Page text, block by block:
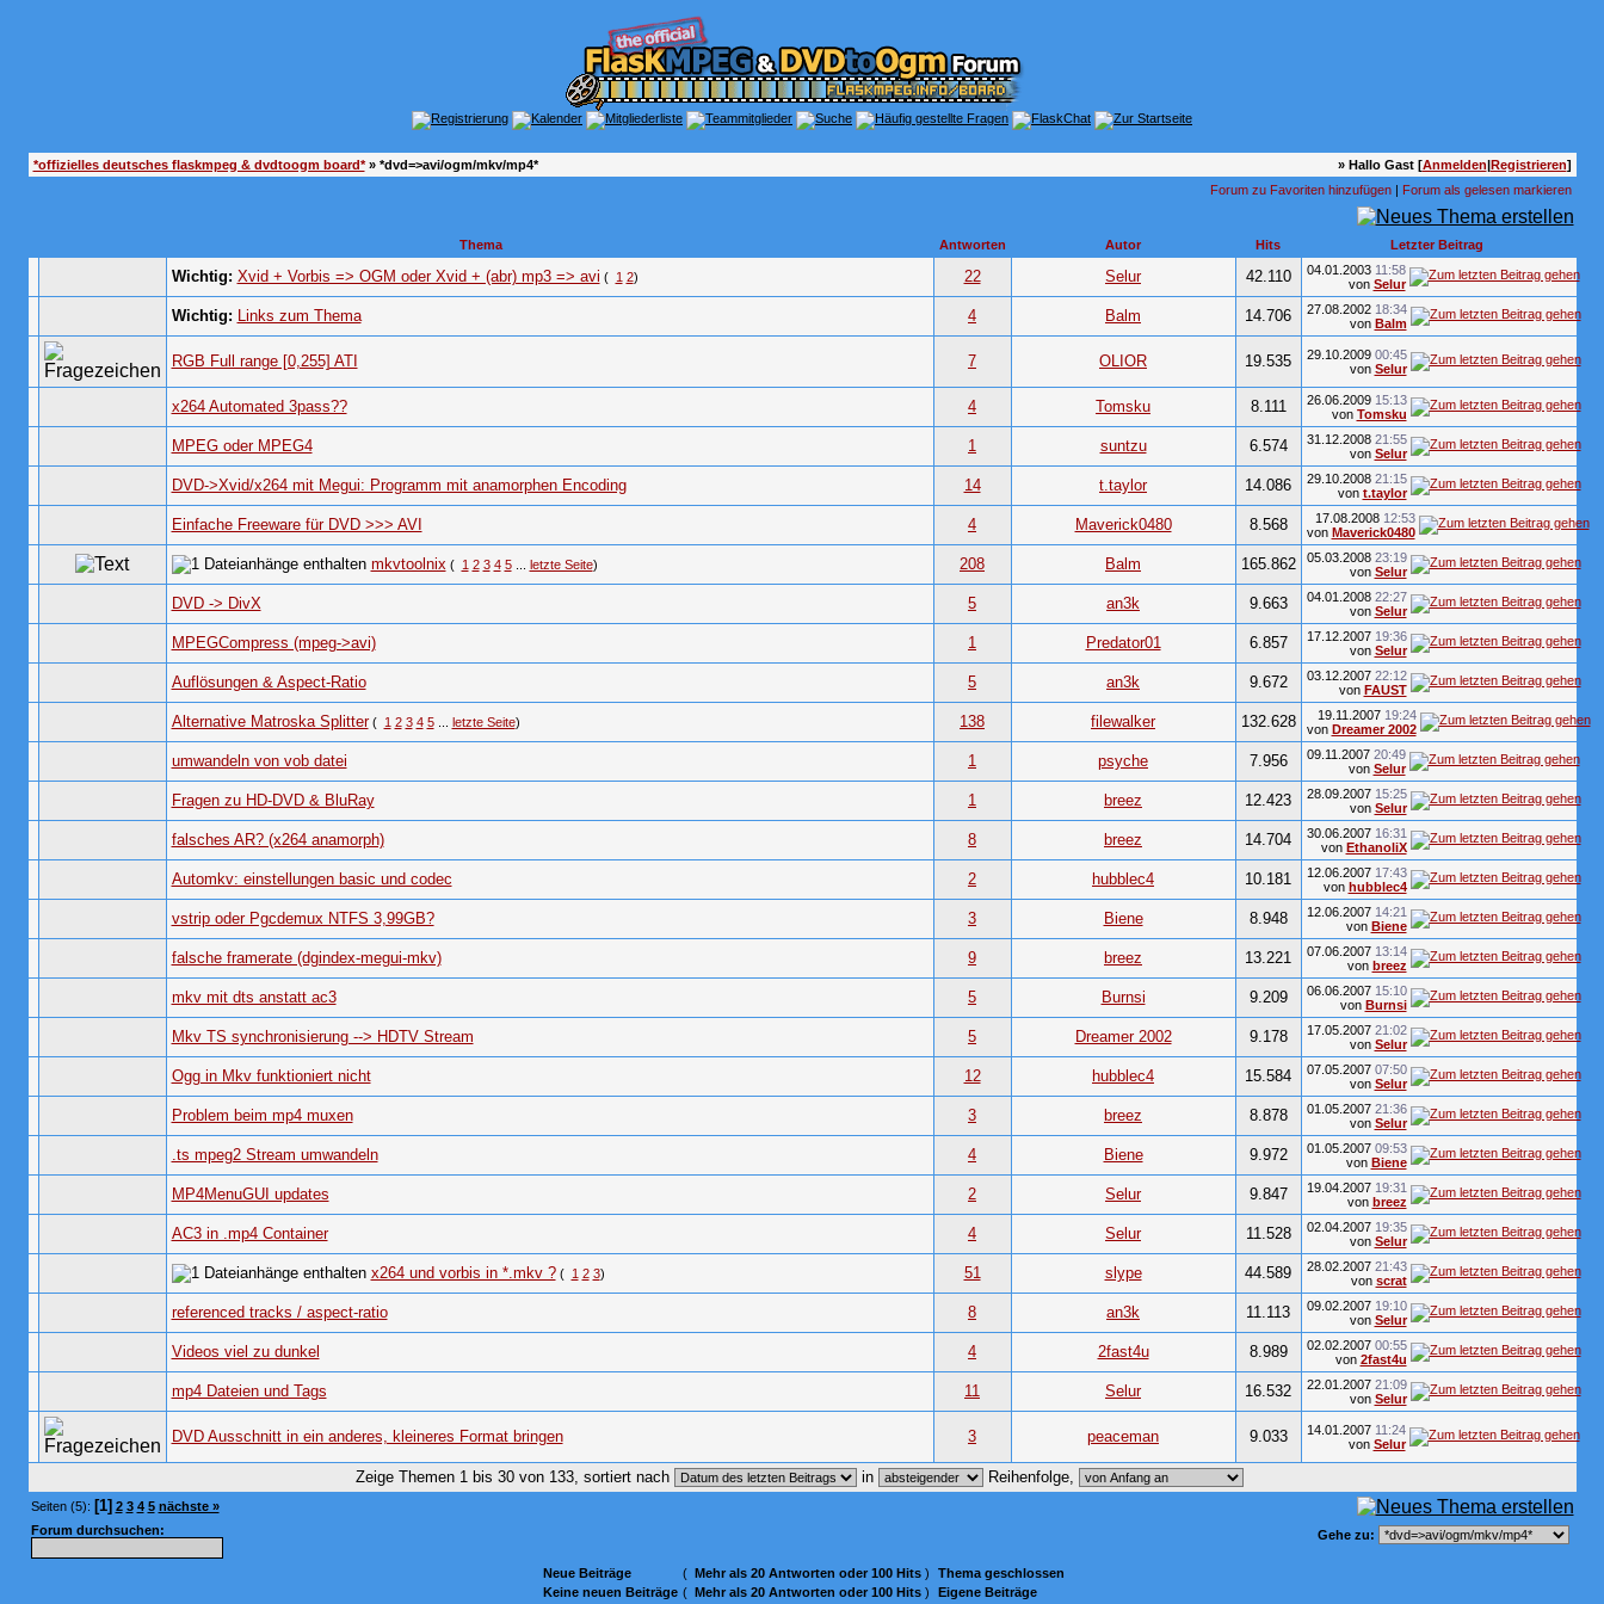
*offizielles deutsches flaskmpeg & dvdtoogm board*» *dvd=>avi/ogm/mkv/mp4* » Hallo Gast [Anmelden|Registrieren]
Forum zu Favoriten hinzufügen| Forum als gelesen markieren
Thema Antworten Autor Hits Letzter Beitrag
Wichtig: Xvid + Vorbis => OGM oder Xvid + (abr) mp3 => avi ( 1 2) 22 Selur 42.110 04.01.2003 11:58
von Selur
Wichtig: Links zum Thema 4 Balm 14.706 27.08.2002 18:34
von Balm
RGB Full range [0,255] ATI 7 OLIOR 19.535 29.10.2009 00:45
von Selur
x264 Automated 3pass?? 4 Tomsku 8.111 26.06.2009 15:13
von Tomsku
MPEG oder MPEG4 1 suntzu 6.574 31.12.2008 21:55
von Selur
DVD->Xvid/x264 mit Megui: Programm mit anamorphen Encoding 14 t.taylor 14.086 29.10.2008 21:15
von t.taylor
Einfache Freeware für DVD >>> AVI 4 Maverick0480 8.568 17.08.2008 12:53
von Maverick0480
mkvtoolnix ( 1 2 3 4 5... letzte Seite) 208 Balm 165.862 05.03.2008 23:19
von Selur
DVD -> DivX 5 an3k 9.663 04.01.2008 22:27
von Selur
MPEGCompress (mpeg->avi) 1 Predator01 6.857 17.12.2007 19:36
von Selur
Auflösungen & Aspect-Ratio 5 an3k 9.672 03.12.2007 22:12
von FAUST
Alternative Matroska Splitter( 1 2 3 4 5... letzte Seite) 138 filewalker 132.628 19.11.2007 19:24
von Dreamer 2002
umwandeln von vob datei 1 psyche 7.956 09.11.2007 20:49
von Selur
Fragen zu HD-DVD & BluRay 1 breez 12.423 28.09.2007 15:25
von Selur
falsches AR? (x264 anamorph) 8 breez 14.704 30.06.2007 16:31
von EthanoliX
Automkv: einstellungen basic und codec 2 hubblec4 10.181 12.06.2007 17:43
von hubblec4
vstrip oder Pgcdemux NTFS 3,99GB? 3 Biene 8.948 12.06.2007 14:21
von Biene
falsche framerate (dgindex-megui-mkv) 9 breez 13.221 07.06.2007 13:14
von breez
mkv mit dts anstatt ac3 5 Burnsi 9.209 06.06.2007 15:10
von Burnsi
Mkv TS synchronisierung --> HDTV Stream 5 Dreamer 2002 9.178 17.05.2007 21:02
von Selur
Ogg in Mkv funktioniert nicht 12 hubblec4 15.584 07.05.2007 07:50
von Selur
Problem beim mp4 muxen 3 breez 8.878 01.05.2007 21:36
von Selur
.ts mpeg2 Stream umwandeln 4 Biene 9.972 01.05.2007 09:53
von Biene
MP4MenuGUI updates 2 Selur 9.847 19.04.2007 19:31
von breez
AC3 in .mp4 Container 4 Selur 11.528 02.04.2007 19:35
von Selur
x264 und vorbis in *.mkv ?( 1 2 3) 51 slype 44.589 28.02.2007 21:43
von scrat
referenced tracks / aspect-ratio 8 an3k 11.113 09.02.2007 19:10
von Selur
Videos viel zu dunkel 4 2fast4u 8.989 02.02.2007 00:55
von 2fast4u
mp4 Dateien und Tags 11 Selur 16.532 22.01.2007 21:09
von Selur
DVD Ausschnitt in ein anderes, kleineres Format bringen 3 peaceman 9.033 14.01.2007 11:24
von Selur
Zeige Themen 1 bis 30 von 133, sortiert nach in Reihenfolge,
Seiten (5): [1] 2 3 4 5 nächste »
Forum durchsuchen:
Gehe zu:
Neue Beiträge ( Mehr als 20 Antworten oder 100 Hits )
Thema geschlossen
Keine neuen Beiträge ( Mehr als 20 Antworten oder 100 Hits ) Eigene Beiträge